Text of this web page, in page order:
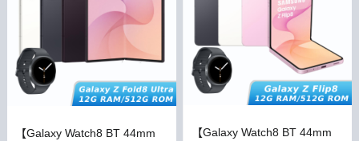
【Galaxy Watch8 BT 44mm
【Galaxy Watch8 BT 44mm